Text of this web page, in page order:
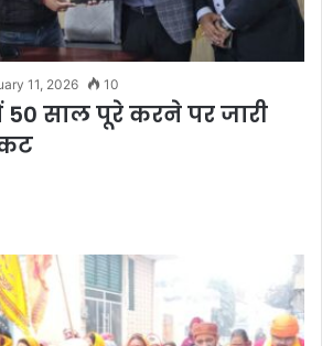
11, 2026 10
साल पूरे करने पर जारी